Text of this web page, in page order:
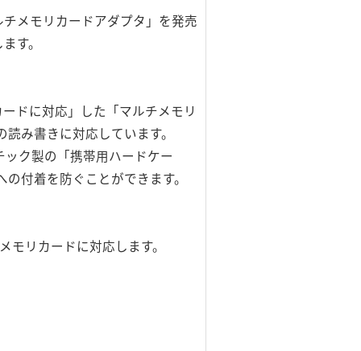
メモリカードアダプタ」を発売
す。
ドに対応」した「マルチメモリ
み書きに対応しています。
ク製の「携帯用ハードケー
付着を防ぐことができます。
リカードに対応します。